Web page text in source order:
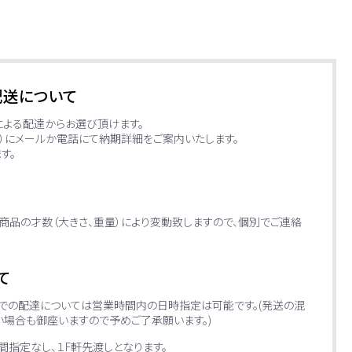
について
る配達からお選び頂けます。
にメールか電話にて納期詳細をご案内いたします。
。
の才数（大きさ、重量）により変動致しますので、個別でご連絡
の配達については営業時間内の日時指定は可能です。(発送の混
合も御座いますので予めご了承願います。)
定なし、１F軒先渡しとなります。